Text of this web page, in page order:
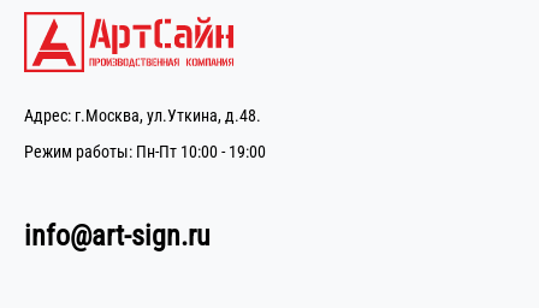
Адрес: г.Москва, ул.Уткина, д.48.
Режим работы: Пн-Пт 10:00 - 19:00
info@art-sign.ru